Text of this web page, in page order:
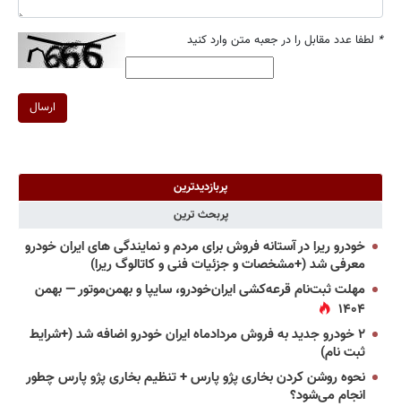
* لطفا عدد مقابل را در جعبه متن وارد کنید
ارسال
پربازدیدترین
پربحث ترین
خودرو ریرا در آستانه فروش برای مردم و نمایندگی های ایران خودرو
معرفی شد (+مشخصات و جزئیات فنی و کاتالوگ ریرا)
مهلت ثبت‌نام قرعه‌کشی ایران‌خودرو، سایپا و بهمن‌موتور — بهمن
۱۴۰۴
۲ خودرو جدید به فروش مردادماه ایران خودرو اضافه شد (+شرایط
ثبت نام)
نحوه روشن کردن بخاری پژو پارس + تنظیم بخاری پژو پارس چطور
انجام می‌شود؟